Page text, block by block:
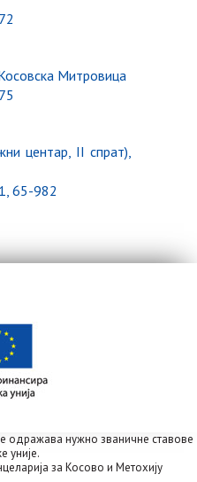
Митровица
центар, II спрат),
65-982
одражава нужно званичне ставове
уније.
за Косово и Метохију